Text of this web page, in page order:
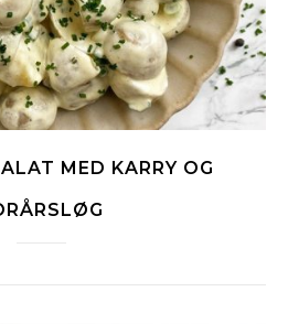
MED KARRY OG